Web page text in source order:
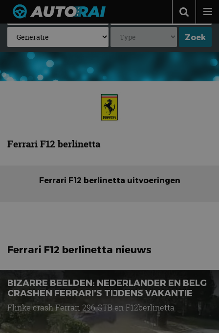
Autonieuws
Podcast
Autotests
MotorRAI.nl
Ferrari F12 berlinetta
Ferrari F12 berlinetta uitvoeringen
Ferrari F12 berlinetta nieuws
BIZARRE BEELDEN: NEDERLANDER EN BELG
CRASHEN FERRARI’S TIJDENS VAKANTIE
Flinke crash Ferrari 296 GTB en F12berlinetta